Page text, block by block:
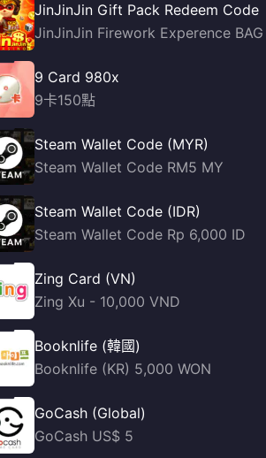
JinJinJin Gift Pack Redeem Code
JinJinJin Firework Experence BAG
9 Card 980x
9卡150點
Steam Wallet Code (MYR)
Steam Wallet Code RM5 MY
Steam Wallet Code (IDR)
Steam Wallet Code Rp 6,000 ID
Zing Card (VN)
Zing Xu - 10,000 VND
Booknlife (韓國)
Booknlife (KR) 5,000 WON
GoCash (Global)
GoCash US$ 5